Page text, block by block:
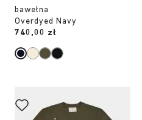
bawełna
Overdyed Navy
Price:
740,00 zł
koloru
spowoduje